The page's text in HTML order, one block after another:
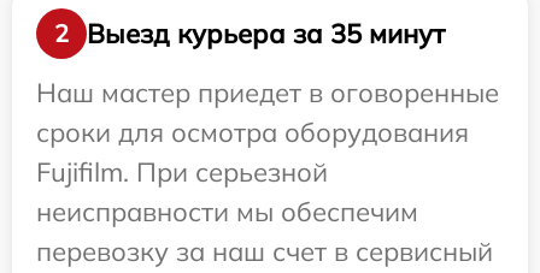
2
Выезд курьера за 35 минут
Наш мастер приедет в оговоренные
сроки для осмотра оборудования
Fujifilm. При серьезной
неисправности мы обеспечим
перевозку за наш счет в сервисный